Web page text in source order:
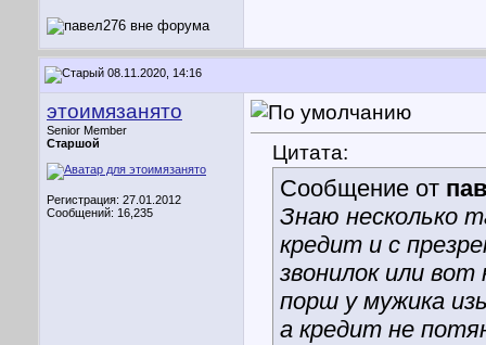
08.11.2020, 14:16
этоимязанято
Senior Member
Старшой
Регистрация: 27.01.2012
Сообщений: 16,235
Цитата:
Сообщение от
Знаю несколько
кредит и с
звонилок или вот
порш у мужика
а кредит не